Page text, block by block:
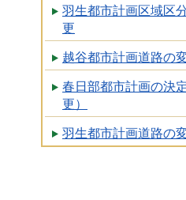
羽生都市計画区域区
更
越谷都市計画道路の
春日部都市計画の決
更）
羽生都市計画道路の